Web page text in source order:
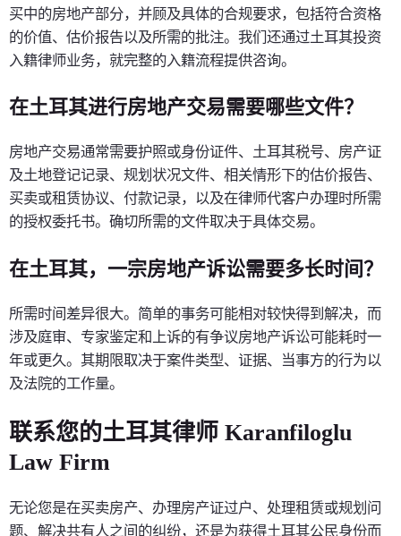
买中的房地产部分，并顾及具体的合规要求，包括符合资格
的价值、估价报告以及所需的批注。我们还通过土耳其投资
入籍律师业务，就完整的入籍流程提供咨询。
在土耳其进行房地产交易需要哪些文件？
房地产交易通常需要护照或身份证件、土耳其税号、房产证
及土地登记记录、规划状况文件、相关情形下的估价报告、
买卖或租赁协议、付款记录，以及在律师代客户办理时所需
的授权委托书。确切所需的文件取决于具体交易。
在土耳其，一宗房地产诉讼需要多长时间？
所需时间差异很大。简单的事务可能相对较快得到解决，而
涉及庭审、专家鉴定和上诉的有争议房地产诉讼可能耗时一
年或更久。其期限取决于案件类型、证据、当事方的行为以
及法院的工作量。
联系您的土耳其律师 Karanfiloglu
Law Firm
无论您是在买卖房产、办理房产证过户、处理租赁或规划问
题、解决共有人之间的纠纷，还是为获得土耳其公民身份而